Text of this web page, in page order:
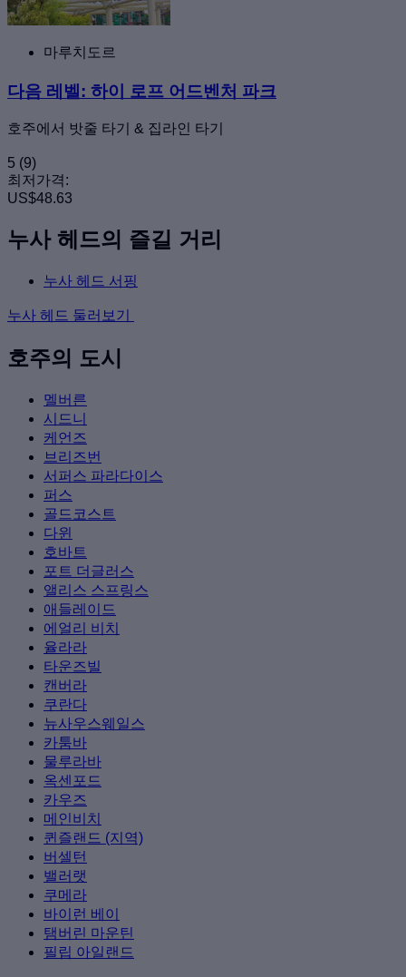
마루치도르
다음 레벨: 하이 로프 어드벤처 파크
호주에서 밧줄 타기 & 집라인 타기
5 (9)
최저가격:
US$48.63
누사 헤드의 즐길 거리
누사 헤드 서핑
누사 헤드 둘러보기
호주의 도시
멜버른
시드니
케언즈
브리즈번
서퍼스 파라다이스
퍼스
골드코스트
다윈
호바트
포트 더글러스
앨리스 스프링스
애들레이드
에얼리 비치
율라라
타운즈빌
캔버라
쿠란다
뉴사우스웨일스
카툼바
물루라바
옥센포드
카우즈
메인비치
퀸즐랜드 (지역)
버셀턴
밸러랫
쿠메라
바이런 베이
탬버린 마운틴
필립 아일랜드